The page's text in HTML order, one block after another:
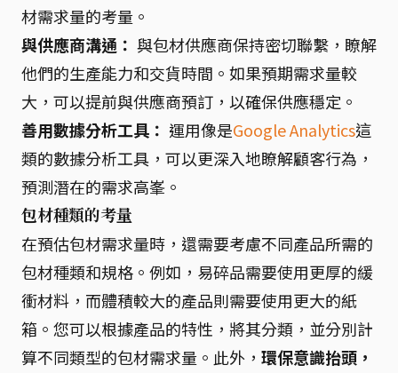
材需求量的考量。
與供應商溝通： 與包材供應商保持密切聯繫，瞭解
他們的生產能力和交貨時間。如果預期需求量較
大，可以提前與供應商預訂，以確保供應穩定。
善用數據分析工具： 運用像是Google Analytics這
類的數據分析工具，可以更深入地瞭解顧客行為，
預測潛在的需求高峯。
包材種類的考量
在預估包材需求量時，還需要考慮不同產品所需的
包材種類和規格。例如，易碎品需要使用更厚的緩
衝材料，而體積較大的產品則需要使用更大的紙
箱。您可以根據產品的特性，將其分類，並分別計
算不同類型的包材需求量。此外， 環保意識抬頭，